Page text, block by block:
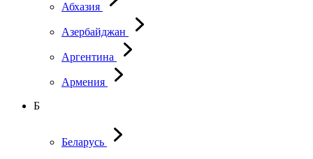
Абхазия
Азербайджан
Аргентина
Армения
Б
Беларусь